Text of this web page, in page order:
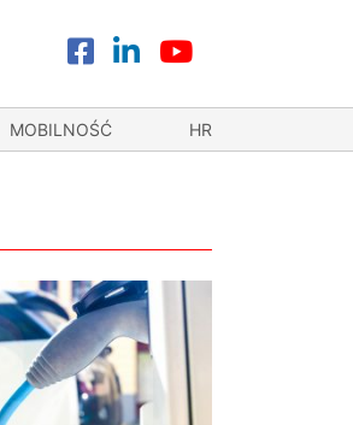
MOBILNOŚĆ HR